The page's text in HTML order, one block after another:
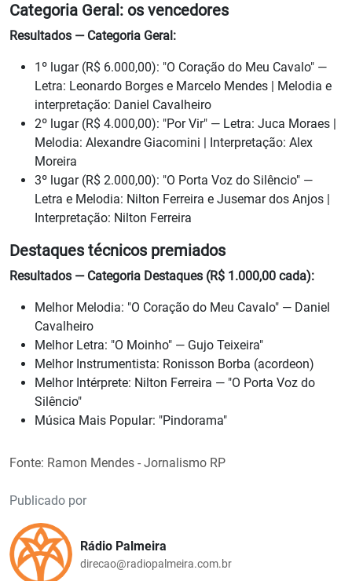
Categoria Geral: os vencedores
Resultados — Categoria Geral:
1º lugar (R$ 6.000,00): "O Coração do Meu Cavalo" —
Letra: Leonardo Borges e Marcelo Mendes | Melodia e
interpretação: Daniel Cavalheiro
2º lugar (R$ 4.000,00): "Por Vir" — Letra: Juca Moraes |
Melodia: Alexandre Giacomini | Interpretação: Alex
Moreira
3º lugar (R$ 2.000,00): "O Porta Voz do Silêncio" —
Letra e Melodia: Nilton Ferreira e Jusemar dos Anjos |
Interpretação: Nilton Ferreira
Destaques técnicos premiados
Resultados — Categoria Destaques (R$ 1.000,00 cada):
Melhor Melodia: "O Coração do Meu Cavalo" — Daniel
Cavalheiro
Melhor Letra: "O Moinho" — Gujo Teixeira"
Melhor Instrumentista: Ronisson Borba (acordeon)
Melhor Intérprete: Nilton Ferreira — "O Porta Voz do
Silêncio"
Música Mais Popular: "Pindorama"
Fonte: Ramon Mendes - Jornalismo RP
Publicado por
Rádio Palmeira
direcao@radiopalmeira.com.br